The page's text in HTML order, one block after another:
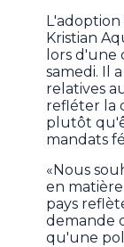
L'adoption
Kristian
lors d'une
samedi. Il
relatives
refléter la
plutôt
mandats
«Nous
en
pays
demande
qu'une